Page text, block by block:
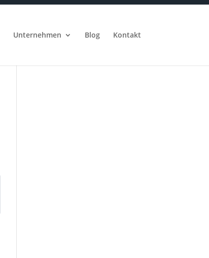
Unternehmen Blog Kontakt